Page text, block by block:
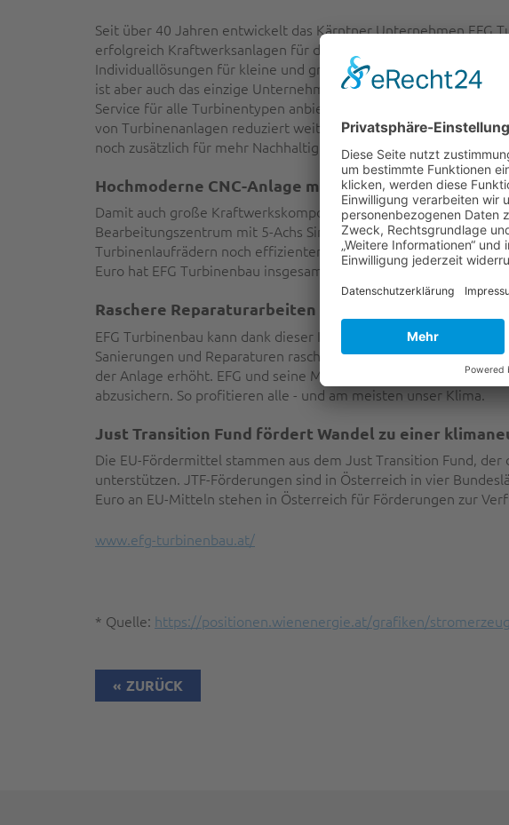
Seit über 40 Jahren entwickelt das Kärntner Unternehmen EFG
erfolgreich Kraftwerksanlagen für die Energieerzeugung aus
Individuallösungen für kleine und große Stromerzeuger im In- und
ist aber auch das einzige Unternehmen in Kärnten, das
Service für alle Turbinentypen anbietet. Die regionale
von Turbinenanlagen reduziert weite umweltbelastenden
noch zusätzlich für mehr Nachhaltigkeit.
Hochmoderne CNC-Anlage mit 1,7 Millionen
Damit auch große Kraftwerkskomponenten direkt in
Bearbeitungszentrum mit 5-Achs Simultan Technologie
Turbinenlaufrädern noch effizienter bearbeitet werden,
Euro hat EFG Turbinenbau insgesamt in die Anlage investiert,
Raschere Reparaturarbeiten sichern
EFG Turbinenbau kann dank dieser Investition nicht nur die
Sanierungen und Reparaturen rascher durchführen. Das freut
der Anlage erhöht. EFG und seine Mitarbeiter:innen profitieren
abzusichern. So profitieren alle - und am meisten unser Klima.
Just Transition Fund fördert Wandel zu einer
Die EU-Fördermittel stammen aus dem Just Transition Fund,
unterstützen. JTF-Förderungen sind in Österreich in vier
Euro an EU-Mitteln stehen in Österreich für Förderungen zur
www.efg-turbinenbau.at/
* Quelle: https://positionen.wienenergie.at/grafiken/
ZURÜCK